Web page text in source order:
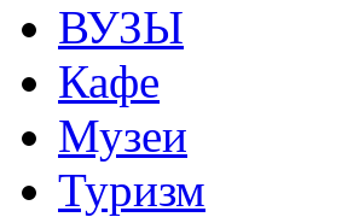
ВУЗЫ
Кафе
Музеи
Туризм